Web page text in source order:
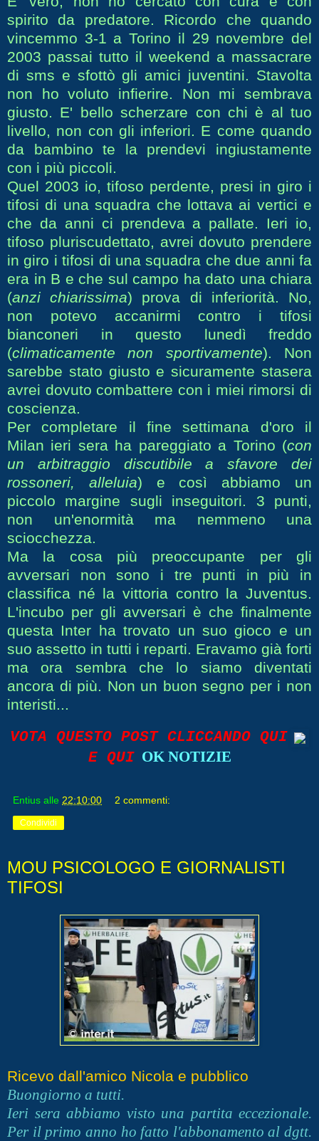
spirito da predatore. Ricordo che quando
vincemmo 3-1 a Torino il 29 novembre del
2003 passai tutto il weekend a massacrare
di sms e sfottò gli amici juventini. Stavolta
non ho voluto infierire. Non mi sembrava
giusto. E' bello scherzare con chi è al tuo
livello, non con gli inferiori. E come quando
da bambino te la prendevi ingiustamente
con i più piccoli.
Quel 2003 io, tifoso perdente, presi in giro i
tifosi di una squadra che lottava ai vertici e
che da anni ci prendeva a pallate. Ieri io,
tifoso pluriscudettato, avrei dovuto prendere
in giro i tifosi di una squadra che due anni fa
era in B e che sul campo ha dato una chiara
(anzi chiarissima) prova di inferiorità. No,
non potevo accanirmi contro i tifosi
bianconeri in questo lunedì freddo
(climaticamente non sportivamente). Non
sarebbe stato giusto e sicuramente stasera
avrei dovuto combattere con i miei rimorsi di
coscienza.
Per completare il fine settimana d'oro il
Milan ieri sera ha pareggiato a Torino (con
un arbitraggio discutibile a sfavore dei
rossoneri, alleluia) e così abbiamo un
piccolo margine sugli inseguitori. 3 punti,
non un'enormità ma nemmeno una
sciocchezza.
Ma la cosa più preoccupante per gli
avversari non sono i tre punti in più in
classifica né la vittoria contro la Juventus.
L'incubo per gli avversari è che finalmente
questa Inter ha trovato un suo gioco e un
suo assetto in tutti i reparti. Eravamo già forti
ma ora sembra che lo siamo diventati
ancora di più. Non un buon segno per i non
interisti...
VOTA QUESTO POST CLICCANDO QUI
E QUI OK NOTIZIE
Entius alle 22:10:00 2 commenti:
Condividi
MOU PSICOLOGO E GIORNALISTI
TIFOSI
Ricevo dall'amico Nicola e pubblico
Buongiorno a tutti.
Ieri sera abbiamo visto una partita eccezionale.
Per il primo anno ho fatto l'abbonamento al dgtt.